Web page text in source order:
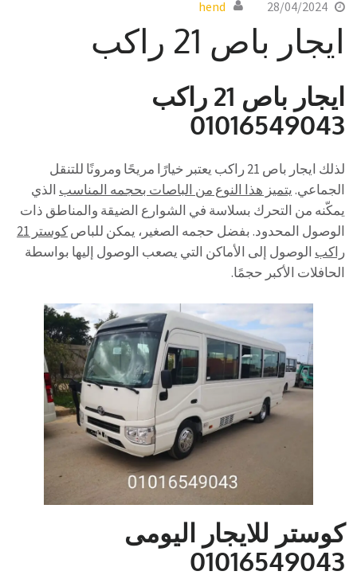
28/04/2024
hend
ايجار باص 21 راكب
ايجار باص 21 راكب
01016549043
لذلك ايجار باص 21 راكب يعتبر خيارًا مريحًا ومرونًا للتنقل
الجماعي.يتميز هذا النوع من الباصات بحجمه المناسب الذي
يمكّنه من التحرك بسلاسة في الشوارع الضيقة والمناطق ذات
الوصول المحدود. بفضل حجمه الصغير، يمكن للباص
كوستر 21
راكب الوصول إلى الأماكن التي يصعب الوصول إليها بواسطة
الحافلات الأكبر حجمًا.
كوستر للايجار اليومى
01016549043